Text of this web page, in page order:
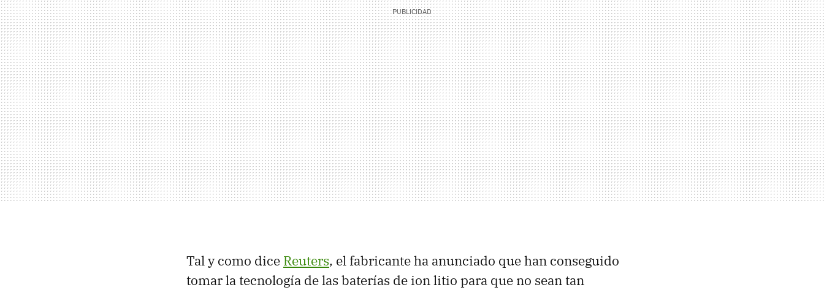
Tal y como dice Reuters, el fabricante ha anunciado que han conseguido
tomar la tecnología de las baterías de ion litio para que no sean tan